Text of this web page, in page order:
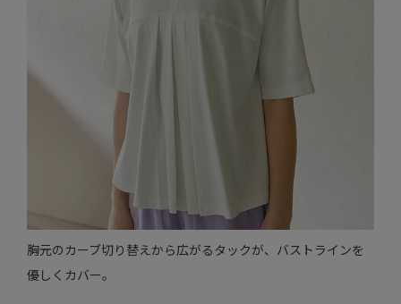
胸元のカーブ切り替えから広がるタックが、バストラインを
優しくカバー。